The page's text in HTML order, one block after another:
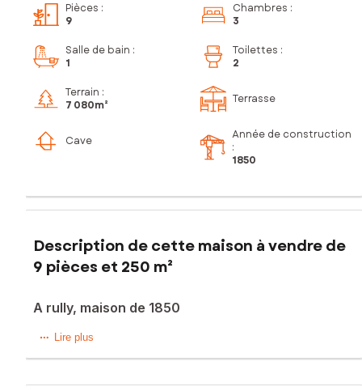
Pièces :
9
Chambres :
3
Salle de bain :
1
Toilettes :
2
Terrain :
7 080m²
Terrasse
Cave
Année de construction
:
1850
Description de cette maison à vendre de
9 pièces et 250 m²
A rully, maison de 1850
Pour les amoureux des vieilles pierres,
bois, une coursive emmène sur une cuisine équipée de 23
Lire plus